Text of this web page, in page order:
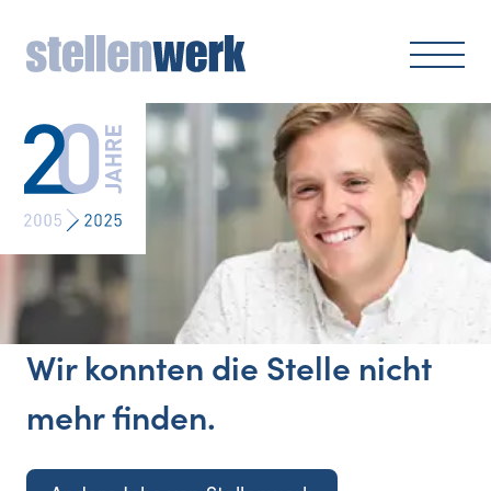
Wir konnten die Stelle nicht
mehr finden.